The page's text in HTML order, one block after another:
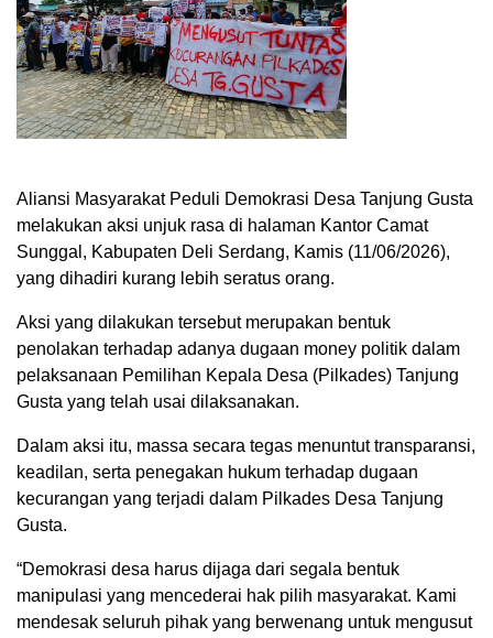
Aliansi Masyarakat Peduli Demokrasi Desa Tanjung Gusta
melakukan aksi unjuk rasa di halaman Kantor Camat
Sunggal, Kabupaten Deli Serdang, Kamis (11/06/2026),
yang dihadiri kurang lebih seratus orang.
Aksi yang dilakukan tersebut merupakan bentuk
penolakan terhadap adanya dugaan money politik dalam
pelaksanaan Pemilihan Kepala Desa (Pilkades) Tanjung
Gusta yang telah usai dilaksanakan.
Dalam aksi itu, massa secara tegas menuntut transparansi,
keadilan, serta penegakan hukum terhadap dugaan
kecurangan yang terjadi dalam Pilkades Desa Tanjung
Gusta.
“Demokrasi desa harus dijaga dari segala bentuk
manipulasi yang mencederai hak pilih masyarakat. Kami
mendesak seluruh pihak yang berwenang untuk mengusut